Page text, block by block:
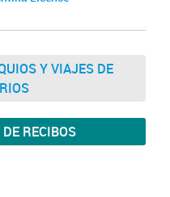
Y VIAJES DE
RECIBOS